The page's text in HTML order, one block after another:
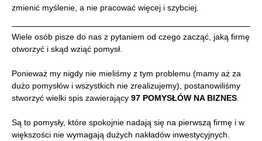
zmienić myślenie, a nie pracować więcej i szybciej.
Wiele osób pisze do nas z pytaniem od czego zacząć, jaką firmę
otworzyć i skąd wziąć pomysł.
Ponieważ my nigdy nie mieliśmy z tym problemu (mamy aż za
dużo pomysłów i wszystkich nie zrealizujemy), postanowiliśmy
stworzyć wielki spis zawierający 97 POMYSŁÓW NA BIZNES.
Są to pomysły, które spokojnie nadają się na pierwszą firmę i w
większości nie wymagają dużych nakładów inwestycyjnych.